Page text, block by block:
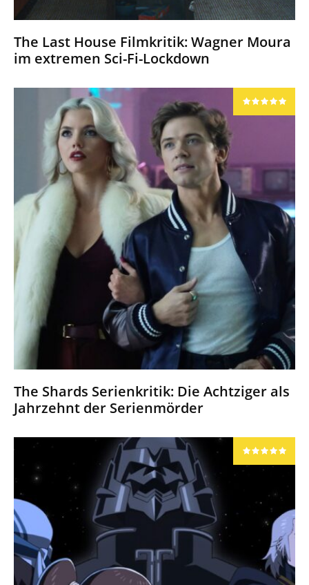
The Last House Filmkritik: Wagner Moura
im extremen Sci-Fi-Lockdown
The Shards Serienkritik: Die Achtziger als
Jahrzehnt der Serienmörder